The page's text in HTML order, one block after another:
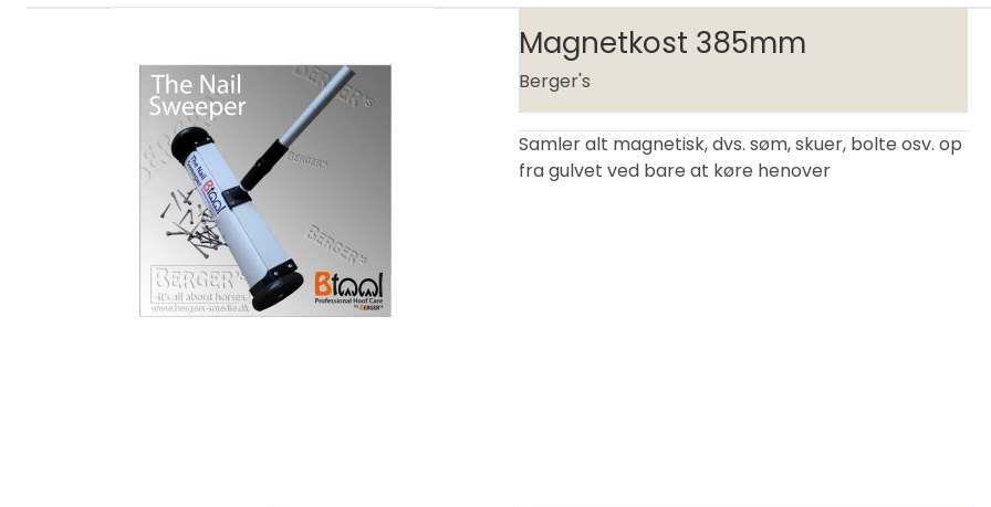
Magnetkost 385mm
Berger's
Samler alt magnetisk, dvs. søm, skuer, bolte osv. op
fra gulvet ved bare at køre henover